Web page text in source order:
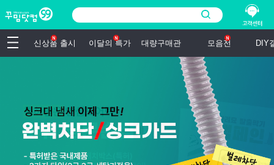
신상품 출시 이달의 특가 대량구매관 모음전 DIY